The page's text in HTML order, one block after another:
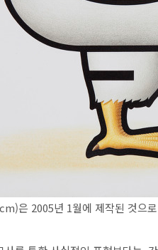
은 2005년 1월에 제작된 것으